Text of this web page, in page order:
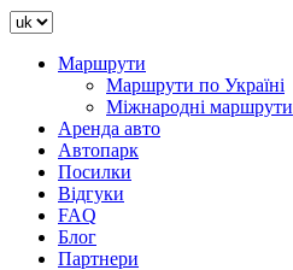
Маршрути
Маршрути по Україні
Міжнародні маршрути
Аренда авто
Автопарк
Посилки
Відгуки
FAQ
Блог
Партнери